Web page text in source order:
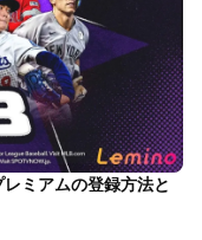
ミアムの登録方法と